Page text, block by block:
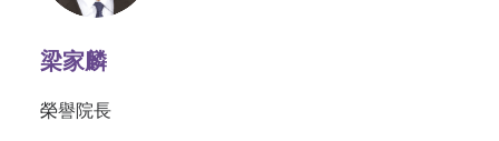
梁家麟
榮譽院長